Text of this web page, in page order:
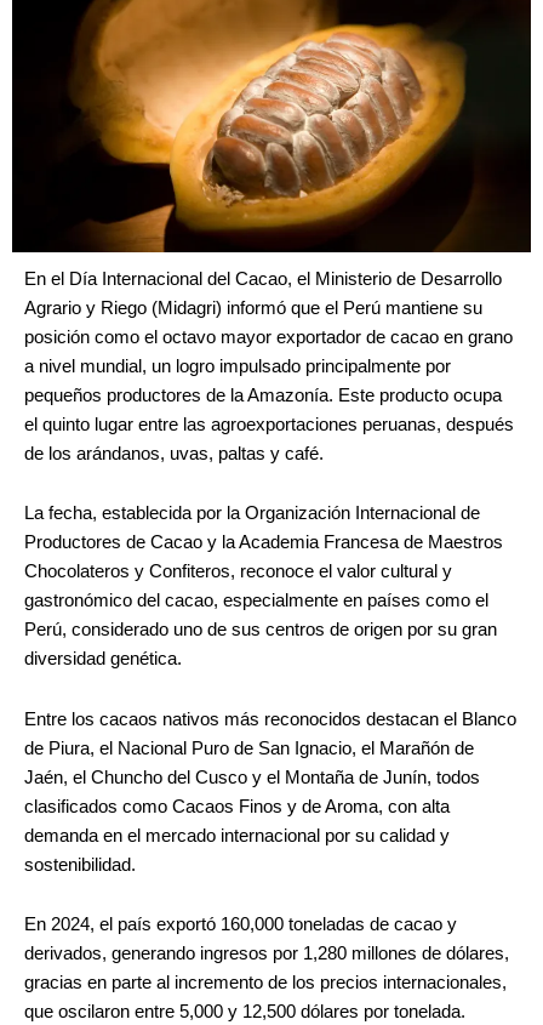
En el Día Internacional del Cacao, el Ministerio de Desarrollo
Agrario y Riego (Midagri) informó que el Perú mantiene su
posición como el octavo mayor exportador de cacao en grano
a nivel mundial, un logro impulsado principalmente por
pequeños productores de la Amazonía. Este producto ocupa
el quinto lugar entre las agroexportaciones peruanas, después
de los arándanos, uvas, paltas y café.
La fecha, establecida por la Organización Internacional de
Productores de Cacao y la Academia Francesa de Maestros
Chocolateros y Confiteros, reconoce el valor cultural y
gastronómico del cacao, especialmente en países como el
Perú, considerado uno de sus centros de origen por su gran
diversidad genética.
Entre los cacaos nativos más reconocidos destacan el Blanco
de Piura, el Nacional Puro de San Ignacio, el Marañón de
Jaén, el Chuncho del Cusco y el Montaña de Junín, todos
clasificados como Cacaos Finos y de Aroma, con alta
demanda en el mercado internacional por su calidad y
sostenibilidad.
En 2024, el país exportó 160,000 toneladas de cacao y
derivados, generando ingresos por 1,280 millones de dólares,
gracias en parte al incremento de los precios internacionales,
que oscilaron entre 5,000 y 12,500 dólares por tonelada.